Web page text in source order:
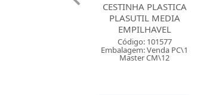
CESTINHA PLASTICA
PLASUTIL GRANDE
EMPILHAVEL
Código: 101578
Embalagem: Venda PC\1
Master CM\12